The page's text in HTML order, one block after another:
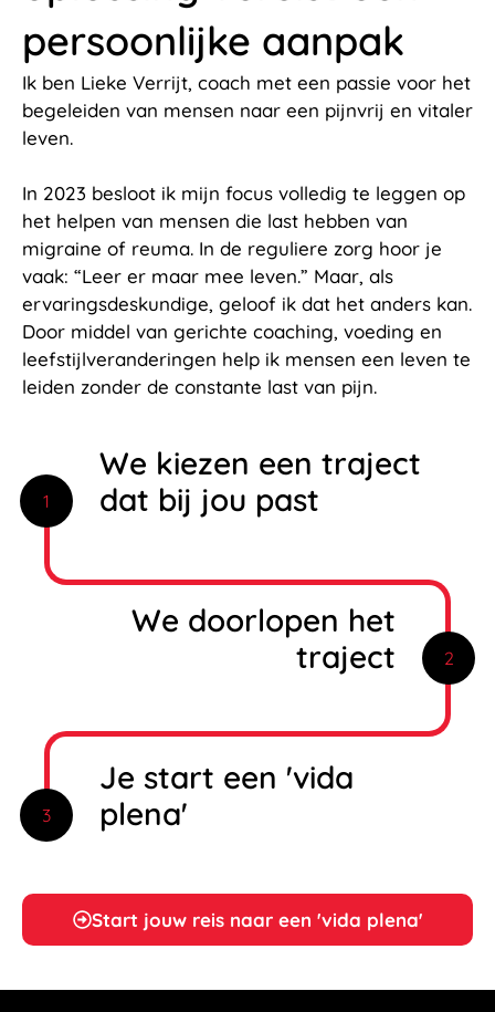
persoonlijke aanpak
Ik ben Lieke Verrijt, coach met een passie voor het
begeleiden van mensen naar een pijnvrij en vitaler
leven.
In 2023 besloot ik mijn focus volledig te leggen op
het helpen van mensen die last hebben van
migraine of reuma. In de reguliere zorg hoor je
vaak: “Leer er maar mee leven.” Maar, als
ervaringsdeskundige, geloof ik dat het anders kan.
Door middel van gerichte coaching, voeding en
leefstijlveranderingen help ik mensen een leven te
leiden zonder de constante last van pijn.
1
We kiezen een traject
dat bij jou past
2
We doorlopen het
traject
3
Je start een 'vida
plena'
Start jouw reis naar een 'vida plena'